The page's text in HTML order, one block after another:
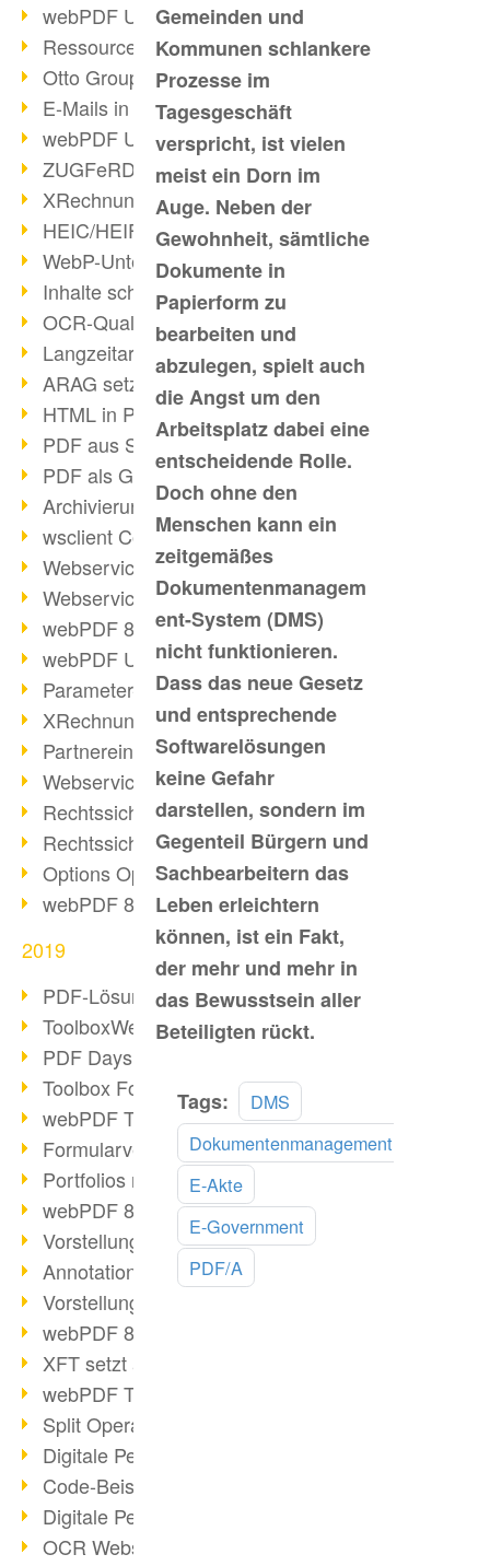
webPDF Update 8.0.0.2193
Ressourcen für Entwickler
Otto Group Recruiting
E-Mails in PDF
webPDF Update 8.0.0.2176
ZUGFeRD im Überblick
XRechnung Überblick
HEIC/HEIF-Unterstützung
WebP-Unterstützung
Inhalte schwärzen
OCR-Qualität verbessert
Langzeitarchivierung PDF
ARAG setzt auf webPDF
HTML in PDF umwandeln
PDF aus SAP
PDF als Grafik exportieren
Archivierung & Migration
wsclient Converter
Webservice Toolbox (3)
Webservice PDF/A
webPDF 8 Neuerungen (Teil 2)
webPDF Update 8.0.0.2058
Parameter-Umstellung
XRechnung bei deutschen Behörden
Partnereinsatz unserer Software
Webservice Beispiel: XMP-Metadaten
Rechtssichere Mail-Archivierung (2)
Rechtssichere Mail-Archivierung (1)
Options Operation
webPDF 8 Neuerungen (Teil 1)
2019
PDF-Lösung für Unternehmen
ToolboxWebService Print Operation
PDF Days 2020
Toolbox Forms Operation
webPDF Toolbox Delete
Formularverarbeitung mit webPDF
Portfolios mit webPDF erstellen
webPDF 8.0 gestartet
Vorstellung weiterer ActionTypes
AnnotationSelection Objekt
Vorstellung weiterer ActionTypes
webPDF 8: Toolbox Neuerungen
XFT setzt auf webPDF
webPDF Toolbox Webservice Image
Split Operation: Dokumente teilen
Digitale Personalakte mit webPDF
Code-Beispiel Attachment Operation
Digitale Personalakte bei REMONDIS
OCR Webservice
Gemeinden und
Kommunen schlankere
Prozesse im
Tagesgeschäft
verspricht, ist vielen
meist ein Dorn im
Auge. Neben der
Gewohnheit, sämtliche
Dokumente in
Papierform zu
bearbeiten und
abzulegen, spielt auch
die Angst um den
Arbeitsplatz dabei eine
entscheidende Rolle.
Doch ohne den
Menschen kann ein
zeitgemäßes
Dokumentenmanagem
ent-System (DMS)
nicht funktionieren.
Dass das neue Gesetz
und entsprechende
Softwarelösungen
keine Gefahr
darstellen, sondern im
Gegenteil Bürgern und
Sachbearbeitern das
Leben erleichtern
können, ist ein Fakt,
der mehr und mehr in
das Bewusstsein aller
Beteiligten rückt.
Tags:
DMS
Dokumentenmanagement
E-Akte
E-Government
PDF/A